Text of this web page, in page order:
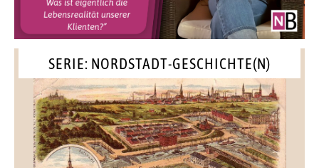
SERIE: NORDSTADT-GESCHICHTE(N)